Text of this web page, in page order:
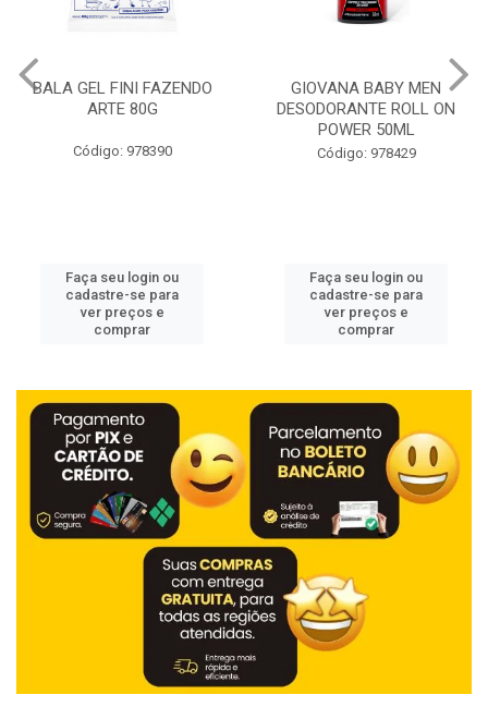
BALA GEL FINI FAZENDO
ARTE 80G
Código: 978390
Faça seu login ou
cadastre-se para
ver preços e
comprar
GIOVANA BABY MEN
DESODORANTE ROLL ON
POWER 50ML
Código: 978429
Faça seu login ou
cadastre-se para
ver preços e
comprar